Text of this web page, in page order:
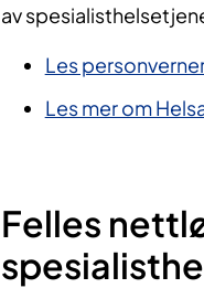
av
Les
Les mer om
Felles